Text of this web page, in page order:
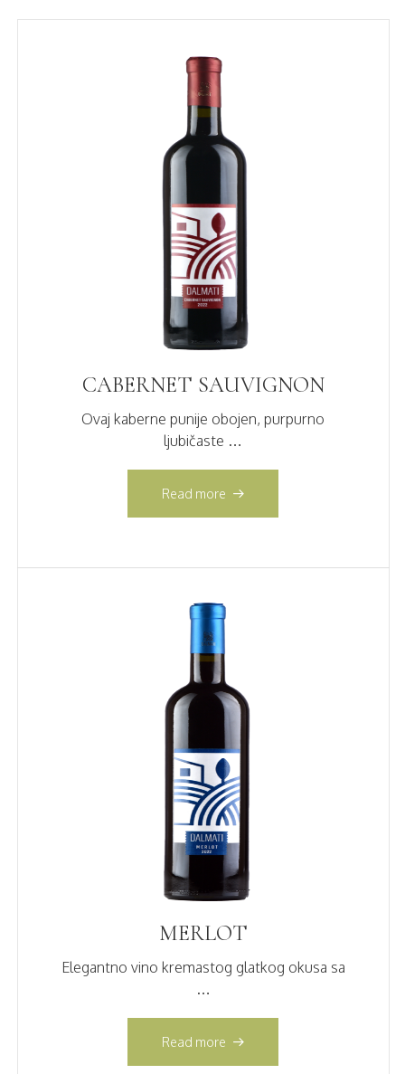
CABERNET SAUVIGNON
Ovaj kaberne punije obojen, purpurno
ljubičaste …
Read more
MERLOT
Elegantno vino kremastog glatkog okusa sa
…
Read more